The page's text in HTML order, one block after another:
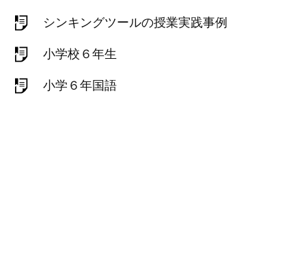
シンキングツールの授業実践事例
小学校６年生
小学６年国語